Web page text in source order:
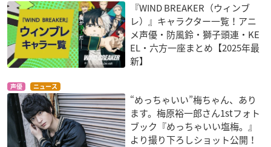
『WIND BREAKER（ウィンブ
レ）』キャラクター一覧！アニ
メ声優・防風鈴・獅子頭連・KE
EL・六方一座まとめ【2025年最
新】
声優 ニュース
“めっちゃいい”梅ちゃん、あり
ます。梅原裕一郎さん1stフォト
ブック『めっちゃいい塩梅。』
より撮り下ろしショット公開！